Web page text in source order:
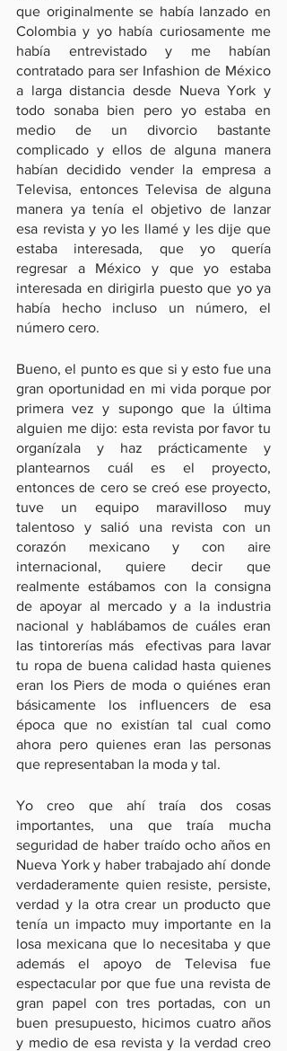
que originalmente se había lanzado en
Colombia y yo había curiosamente me
había entrevistado y me habían
contratado para ser Infashion de México
a larga distancia desde Nueva York y
todo sonaba bien pero yo estaba en
medio de un divorcio bastante
complicado y ellos de alguna manera
habían decidido vender la empresa a
Televisa, entonces Televisa de alguna
manera ya tenía el objetivo de lanzar
esa revista y yo les llamé y les dije que
estaba interesada, que yo quería
regresar a México y que yo estaba
interesada en dirigirla puesto que yo ya
había hecho incluso un número, el
número cero.
Bueno, el punto es que si y esto fue una
gran oportunidad en mi vida porque por
primera vez y supongo que la última
alguien me dijo: esta revista por favor tu
organízala y haz prácticamente y
plantearnos cuál es el proyecto,
entonces de cero se creó ese proyecto,
tuve un equipo maravilloso muy
talentoso y salió una revista con un
corazón mexicano y con aire
internacional, quiere decir que
realmente estábamos con la consigna
de apoyar al mercado y a la industria
nacional y hablábamos de cuáles eran
las tintorerías más  efectivas para lavar
tu ropa de buena calidad hasta quienes
eran los Piers de moda o quiénes eran
básicamente los influencers de esa
época que no existían tal cual como
ahora pero quienes eran las personas
que representaban la moda y tal.
Yo creo que ahí traía dos cosas
importantes, una que traía mucha
seguridad de haber traído ocho años en
Nueva York y haber trabajado ahí donde
verdaderamente quien resiste, persiste,
verdad y la otra crear un producto que
tenía un impacto muy importante en la
losa mexicana que lo necesitaba y que
además el apoyo de Televisa fue
espectacular por que fue una revista de
gran papel con tres portadas, con un
buen presupuesto, hicimos cuatro años
y medio de esa revista y la verdad creo